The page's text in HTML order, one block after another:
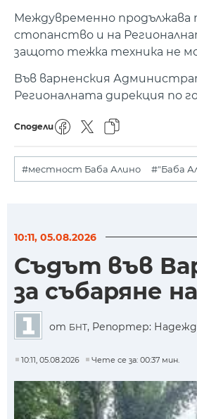
Междувременно продължава
стопанство и на
защото тежка техника не
Във варненския
Регионалната дирекция по
Сподели
#местност Баба Алино #"Баба
10:11, 05.08.2026
Съдът във
за събаряне
от БНТ, Репортер:
10:11, 05.08.2026 Чете се за: 00:37 мин.